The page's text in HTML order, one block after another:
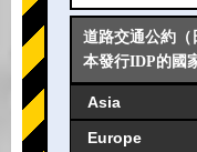
道路交通公約（
本發行IDP的國
Asia
Europe